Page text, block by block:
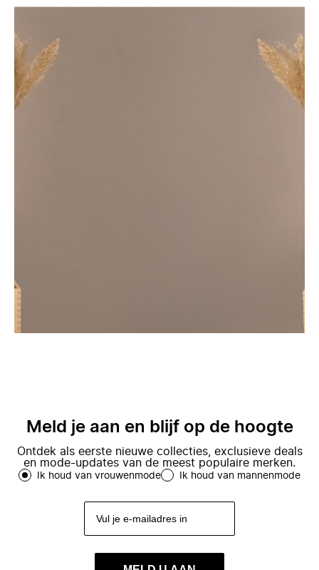
Meld je aan en blijf op de hoogte
Ontdek als eerste nieuwe collecties, exclusieve deals
en mode-updates van de meest populaire merken.
Ik houd van vrouwenmode Ik houd van mannenmode